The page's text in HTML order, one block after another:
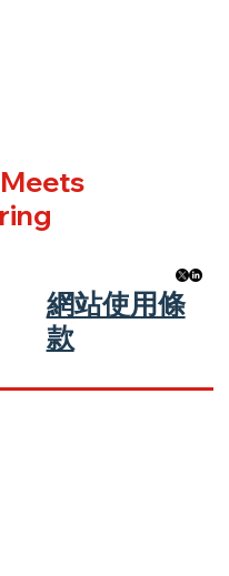
Meets
​網站使用條
款